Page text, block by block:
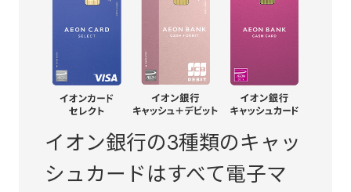
イオン銀行の3種類のキャッ
シュカードはすべて電子マ